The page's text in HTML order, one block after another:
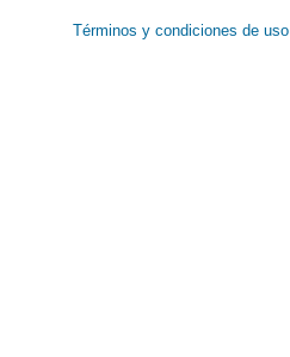
Términos y condiciones de uso